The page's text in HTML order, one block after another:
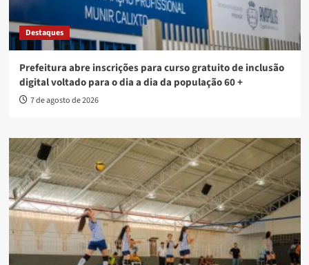
Destaques
Prefeitura abre inscrições para curso gratuito de inclusão
digital voltado para o dia a dia da população 60 +
7 de agosto de 2026